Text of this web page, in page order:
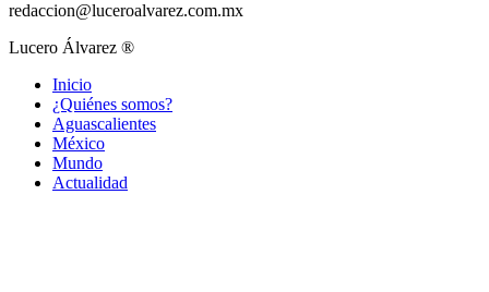
redaccion@luceroalvarez.com.mx
Lucero Álvarez ®
Inicio
¿Quiénes somos?
Aguascalientes
México
Mundo
Actualidad